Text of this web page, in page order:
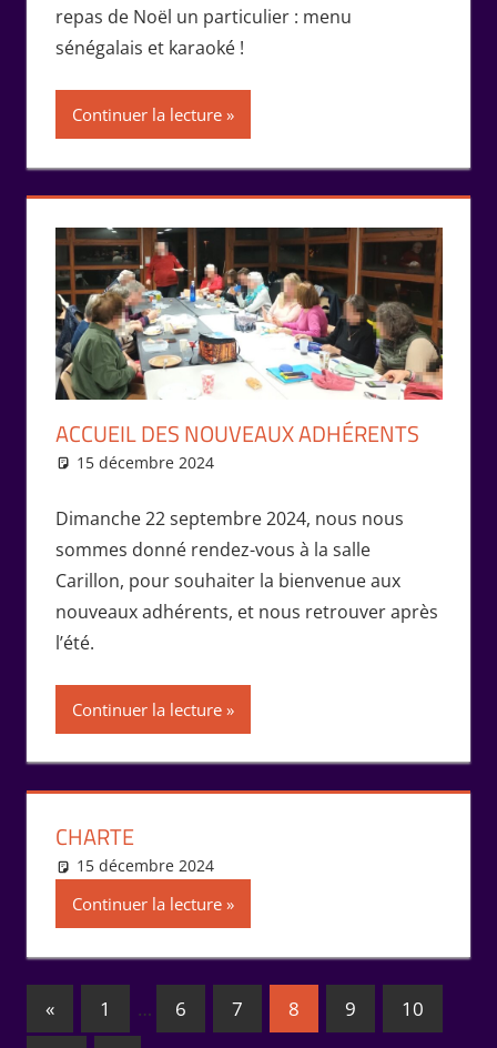
repas de Noël un particulier : menu
sénégalais et karaoké !
Continuer la lecture
ACCUEIL DES NOUVEAUX ADHÉRENTS
15 décembre 2024
Dimanche 22 septembre 2024, nous nous
sommes donné rendez-vous à la salle
Carillon, pour souhaiter la bienvenue aux
nouveaux adhérents, et nous retrouver après
l’été.
Continuer la lecture
CHARTE
15 décembre 2024
Continuer la lecture
Pagination
«Publications
précédentes
1 … 6 7 8 9
10